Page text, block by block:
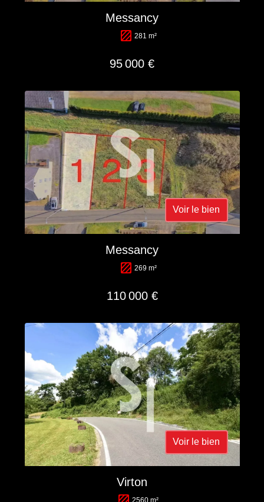
Messancy
281 m²
95 000 €
Voir le bien
Messancy
269 m²
110 000 €
Voir le bien
Virton